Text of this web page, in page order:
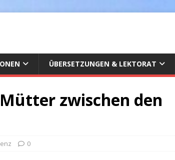
ÜBERSETZUNGEN & LEKTORAT
zwischen den
0